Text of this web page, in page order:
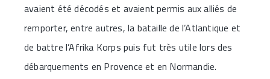
avaient été décodés et avaient permis aux alliés de
remporter, entre autres, la bataille de l’Atlantique et
de battre l’Afrika Korps puis fut très utile lors des
débarquements en Provence et en Normandie.